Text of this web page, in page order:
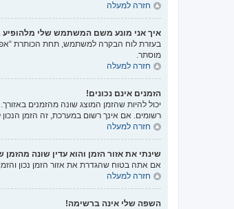
חזרה למעלה
איך אני מונע משם המשתמש שלי
בעזרת לוח הבקרה למשתמש, תחת הכותרת
מוסתר.
חזרה למעלה
הזמנים אינם נכונים!
יכול להיות שהזמן המוצג שונה מהזמנים
רשומים. אם אינך רשום במערכת, זה הזמן
חזרה למעלה
שינתי את אזור הזמן והוא עדין שונה מהזמן
אם אתה בטוח שהגדרת את אזור הזמן נכון
חזרה למעלה
השפה שלי אינה ברשימה!